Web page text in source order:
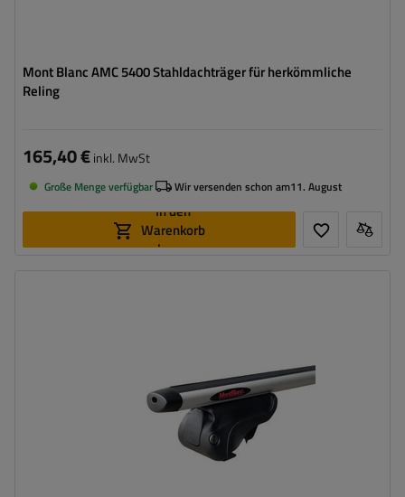
Mont Blanc AMC 5400 Stahldachträger für herkömmliche
Reling
165,40 €inkl. MwSt
Große Menge verfügbar Wir versenden schon am11. August
In den
Warenkorb
legen